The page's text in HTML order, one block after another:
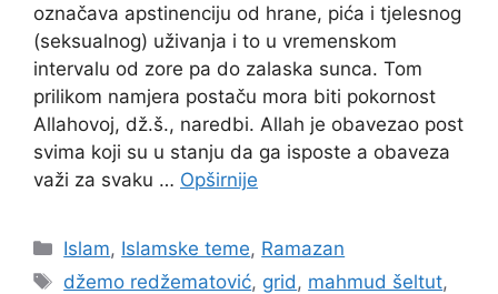
označava apstinenciju od hrane, pića i tjelesnog
(seksualnog) uživanja i to u vremenskom
intervalu od zore pa do zalaska sunca. Tom
prilikom namjera postaču mora biti pokornost
Allahovoj, dž.š., naredbi. Allah je obavezao post
svima koji su u stanju da ga isposte a obaveza
važi za svaku … Opširnije
Kategorije
Islam, Islamske teme, Ramazan
Oznake
džemo redžematović, grid , mahmud šeltut,